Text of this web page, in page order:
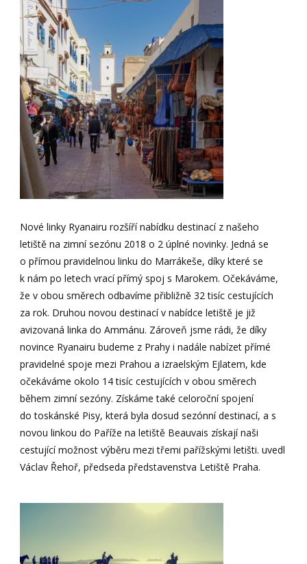
Nové linky Ryanairu rozšíří nabídku destinací z našeho
letiště na zimní sezónu 2018 o 2 úplné novinky. Jedná se
o přímou pravidelnou linku do Marrákeše, díky které se
k nám po letech vrací přímý spoj s Marokem. Očekáváme,
že v obou směrech odbavíme přibližně 32 tisíc cestujících
za rok. Druhou novou destinací v nabídce letiště je již
avizovaná linka do Ammánu. Zároveň jsme rádi, že díky
novince Ryanairu budeme z Prahy i nadále nabízet přímé
pravidelné spoje mezi Prahou a izraelským Ejlatem, kde
očekáváme okolo 14 tisíc cestujících v obou směrech
během zimní sezóny. Získáme také celoroční spojení
do toskánské Pisy, která byla dosud sezónní destinací, a s
novou linkou do Paříže na letiště Beauvais získají naši
cestující možnost výběru mezi třemi pařížskými letišti. uvedl
Václav Řehoř, předseda představenstva Letiště Praha.